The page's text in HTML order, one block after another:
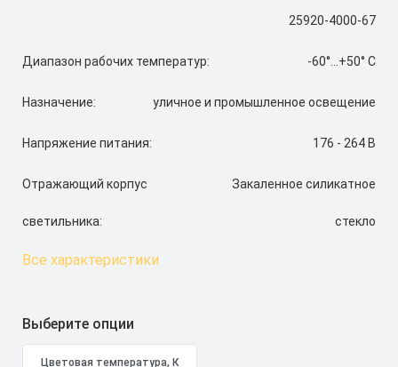
25920-4000-67
Диапазон рабочих температур: -60°...+50° C
Назначение: уличное и промышленное освещение
Напряжение питания: 176 - 264 В
Отражающий корпус
светильника:
Закаленное силикатное
стекло
Все характеристики
Выберите опции